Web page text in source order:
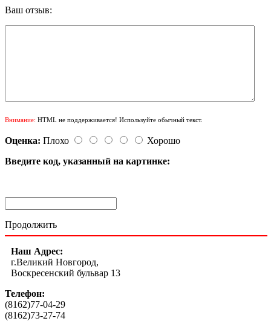
Ваш отзыв:
Внимание: HTML не поддерживается! Используйте обычный текст.
Оценка: Плохо
Хорошо
Введите код, указанный на картинке:
Продолжить
Наш Адрес:
г.Великий Новгород,
Воскресенский бульвар 13
Телефон:
(8162)77-04-29
(8162)73-27-74